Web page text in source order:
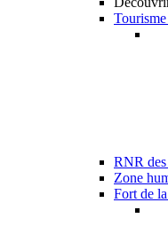
RNR
Zone
Fort de